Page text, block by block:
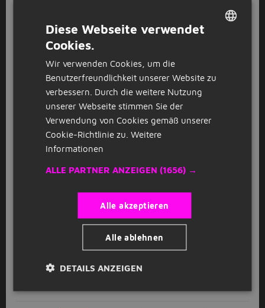
Jugendhilfe
Impuls Personal GmbH
Kfz-Meister (m/w/d) die in die
Position reinwachsen
Impuls Personal GmbH
GESPONSERT
kanzleihafen Köln
kanzleihafen Wesseling
Diese Webseite verwendet
Cookies.
Wir verwenden Cookies, um die
Benutzerfreundlichkeit unserer Website zu
verbessern. Durch die weitere Nutzung
unserer Webseite stimmen Sie der
Verwendung von Cookies gemäß unserer
Cookie-Richtlinie zu. Weitere
Informationen
ALLE PARTNER ANZEIGEN (1656) →
Alle akzeptieren
Alle ablehnen
DETAILS ANZEIGEN